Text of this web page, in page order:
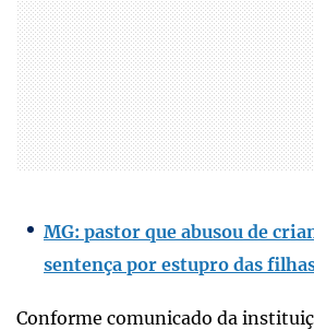
MG: pastor que abusou de
sentença por estupro das
Conforme comunicado da